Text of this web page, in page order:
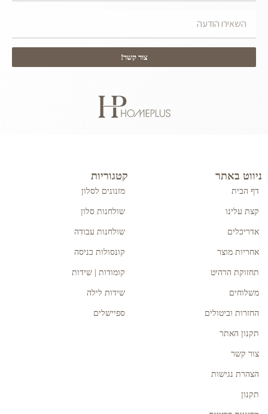
צור קשר!
ניווט באתר
דף הבית
קצת עלינו
אדריכלים
אחריות מוצר
תחזוקת הרהיט
משלוחים
החזרות וביטולים
תקנון האתר
צור קשר
הצהרת נגישות
תקנון
קטגוריות
מזנונים לסלון
שולחנות סלון
שולחנות עבודה
קונסולות כניסה
קומודות | שידות
שידות לילה
ספיישלים